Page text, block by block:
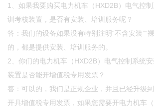
1、如果我要购买电力机车（HXD2B）电气控
训考核装置，是否有安装、培训服务呢？
答：我们的设备如果没有特别注明“不含安装”“
的，都是提供安装、培训服务的。
2、你们的电力机车（HXD2B）电气控制系统
装置是否能开增值税专用发票？
答：可以的，我们是正规企业，并且已经升级
开具增值税专用发票，如果您需要开电力机车